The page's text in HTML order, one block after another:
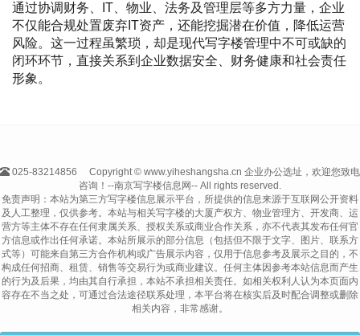
通过协调财务、IT、物业、法务及管理层等多方力量，企业
不仅能合规处置废弃IT资产，还能挖掘潜在价值，降低运营
风险。这一过程虽繁琐，却是现代写字楼管理中不可或缺的
闭环环节，直接关系到企业数据安全、财务健康和社会责任
形象。
025-83214856
Copyright © www.yiheshangsha.cn 企业办公选址，欢迎您致电
咨询！--南京写字楼信息网-- All rights reserved.
免责声明：本站为第三方写字楼信息展示平台，所提供的信息来源于互联网公开资料
及人工整理，仅供参考。本站与相关写字楼的大厦产权方、物业管理方、开发商、运
营方等主体不存在任何隶属关系、授权关系或商业合作关系，亦不代表其发布任何官
方信息或作出任何承诺。本站所展示的部分信息（包括但不限于文字、图片、联系方
式等）可能来自第三方合作机构或广告展示内容，仅用于信息参考及展示之目的，不
构成任何招商、租赁、销售等交易行为或商业建议。任何主体因参考本站信息而产生
的行为及后果，均由其自行承担，本站不承担相关责任。如相关权利人认为本页面内
容存在不当之处，可通过合法途径联系处理，本平台将在核实后及时配合调整或删除
相关内容，非常感谢。